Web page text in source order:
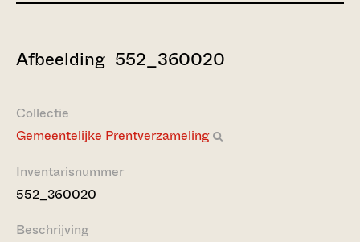
Afbeelding 552_360020
Collectie
Gemeentelijke Prentverzameling
Inventarisnummer
552_360020
Beschrijving